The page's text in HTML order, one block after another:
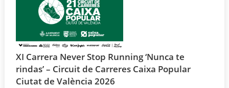
XI Carrera Never Stop Running ‘Nunca te
rindas’ – Circuit de Carreres Caixa Popular
Ciutat de València 2026